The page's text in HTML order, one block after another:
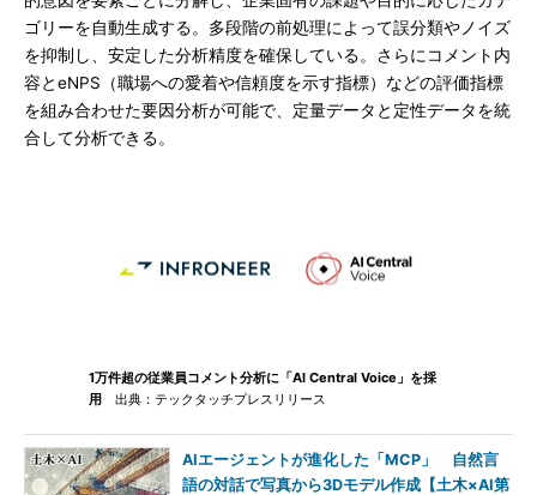
ゴリーを自動生成する。多段階の前処理によって誤分類やノイズ
を抑制し、安定した分析精度を確保している。さらにコメント内
容とeNPS（職場への愛着や信頼度を示す指標）などの評価指標
を組み合わせた要因分析が可能で、定量データと定性データを統
合して分析できる。
1万件超の従業員コメント分析に「AI Central Voice」を採
用
出典：テックタッチプレスリリース
AIエージェントが進化した「MCP」 自然言
語の対話で写真から3Dモデル作成【土木×AI第